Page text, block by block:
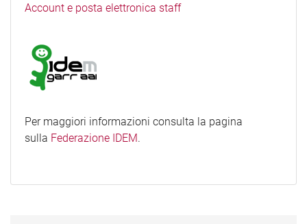
Account e posta elettronica staff
Per maggiori informazioni consulta la pagina
sulla Federazione IDEM.